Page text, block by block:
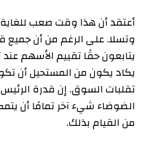
أعتقد أن هذا وقت صعب
وتسلا. على الرغم من أن جميع
يتابعون حقًا تقييم الأسهم عند
يكاد يكون من المستحيل أن
تقلبات السوق. إن قدرة
الضوضاء شيء آخر تمامًا أن
من القيام بذلك.